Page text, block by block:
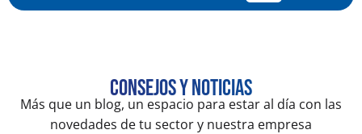
Consejos y noticias
Más que un blog, un espacio para estar al día con las
novedades de tu sector y nuestra empresa